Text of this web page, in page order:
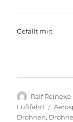
Gefällt mir:
Autor
Ralf Reineke
Luftfahrt
Drohnen,